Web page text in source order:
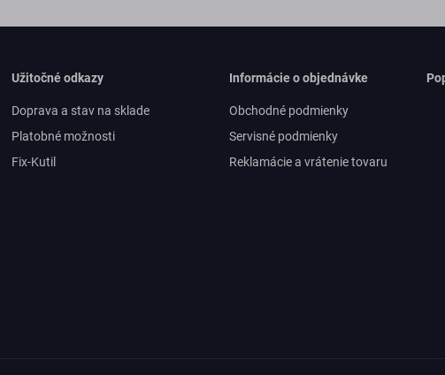
Užitočné odkazy
Doprava a stav na sklade
Platobné možnosti
Fix-Kutil
Informácie o objednávke
Obchodné podmienky
Servisné podmienky
Reklamácie a vrátenie tovaru